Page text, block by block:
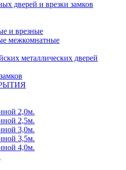
дверей и врезки замков
и врезные
межкомнатные
металлических дверей
2,0м.
2,5м.
3,0м.
3,5м.
4,0м.